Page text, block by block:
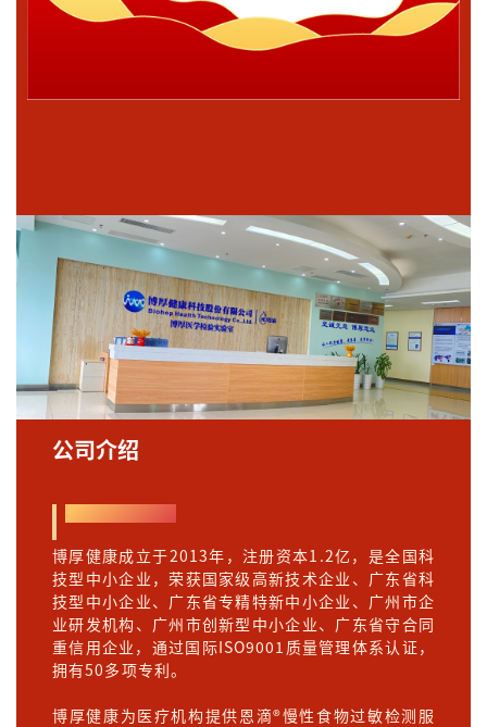
公司介绍
博厚健康成立于2013年，注册资本1.2亿，是全国科
技型中小企业，荣获国家级高新技术企业、广东省科
技型中小企业、广东省专精特新中小企业、广州市企
业研发机构、广州市创新型中小企业、广东省守合同
重信用企业，通过国际ISO9001质量管理体系认证，
拥有50多项专利。
博厚健康为医疗机构提供恩滴®慢性食物过敏检测服